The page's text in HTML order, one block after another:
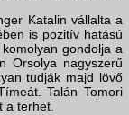
Katalin vállalta a
is pozitív hatású
gondolja a
Orsolya nagyszerű
tudják majd lövő
Talán Tomori
a terhet.